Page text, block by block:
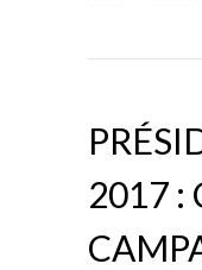
2017 :